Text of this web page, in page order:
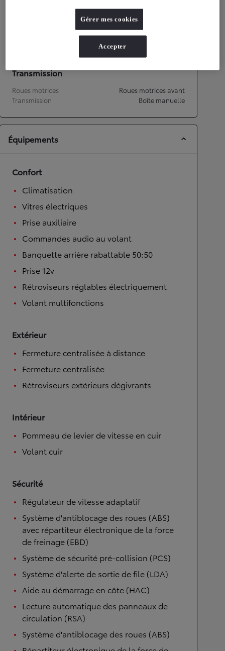
Transmission
Roues motrices
Roues motrices avant
Transmission
Boîte manuelle
Équipements
Confort
Climatisation
Vitres électriques
Prise auxiliaire
Commandes audio au volant
Banquette arrière rabattable 50:50
Prise 12v
Rétroviseurs réglables électriquement
Volant multifonctions
Extérieur
Fermeture centralisée à distance
Fermeture centralisée
Rétroviseurs extérieurs dégivrants
Intérieur
Pommeau de levier de vitesse en cuir
Volant cuir
Sécurité
Régulateur de vitesse adaptatif
Système d'antiblocage des roues (ABS)
avec répartiteur électronique de la force
de freinage (EBD)
Système de sécurité pré-collision (PCS)
Système d'alerte de sortie de file (LDA)
Aide au démarrage en côte (HAC)
Lecture automatique des panneaux de
circulation (RSA)
Système d'antiblocage des roues (ABS)
Gérer mes cookies
Accepter